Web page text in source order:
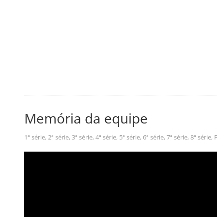
Memória da equipe
1ª série, 2ª série, 3ª série, 4ª série, 5ª série, 6ª série, 7ª série, 8ª série,